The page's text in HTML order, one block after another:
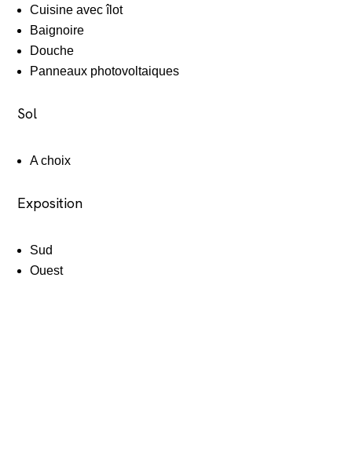
Cuisine avec îlot
Baignoire
Douche
Panneaux photovoltaiques
Sol
A choix
Exposition
Sud
Ouest